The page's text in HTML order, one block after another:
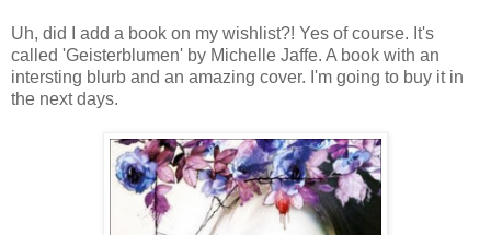
Uh, did I add a book on my wishlist?! Yes of course. It's
called 'Geisterblumen' by Michelle Jaffe. A book with an
intersting blurb and an amazing cover. I'm going to buy it in
the next days.